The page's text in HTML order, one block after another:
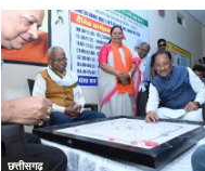
छत्तीसगढ़